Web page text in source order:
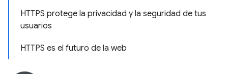
HTTPS protege la privacidad y la seguridad de tus
usuarios
HTTPS es el futuro de la web